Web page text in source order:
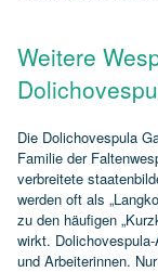
Weitere
Die Dolichovespula
Familie der
verbreitete
werden oft als
zu den häufigen
wirkt.
und Arbeiterinnen.